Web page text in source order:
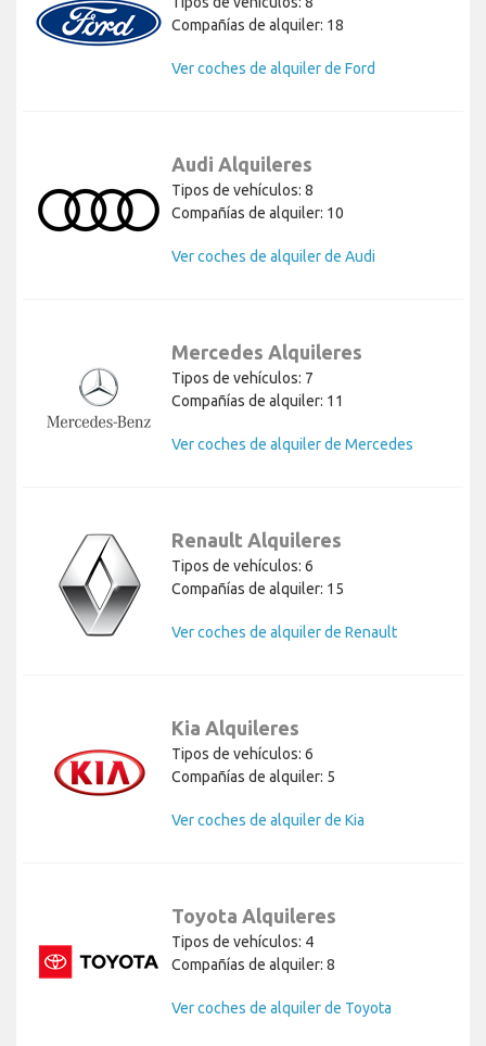
Compañías de alquiler: 18
Ver coches de alquiler de Ford
Audi Alquileres
Tipos de vehículos: 8
Compañías de alquiler: 10
Ver coches de alquiler de Audi
Mercedes Alquileres
Tipos de vehículos: 7
Compañías de alquiler: 11
Ver coches de alquiler de Mercedes
Renault Alquileres
Tipos de vehículos: 6
Compañías de alquiler: 15
Ver coches de alquiler de Renault
Kia Alquileres
Tipos de vehículos: 6
Compañías de alquiler: 5
Ver coches de alquiler de Kia
Toyota Alquileres
Tipos de vehículos: 4
Compañías de alquiler: 8
Ver coches de alquiler de Toyota